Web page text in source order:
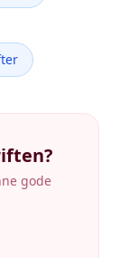
gode